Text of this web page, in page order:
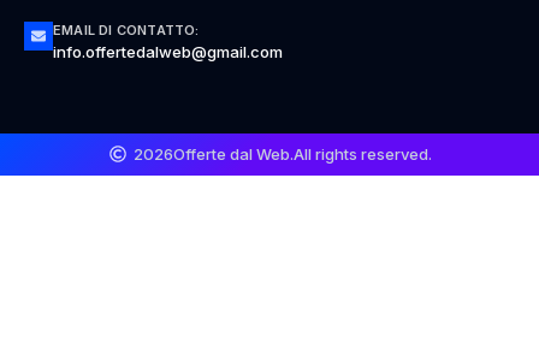
EMAIL DI CONTATTO:
info.offertedalweb@gmail.com
2026Offerte dal Web.All rights reserved.